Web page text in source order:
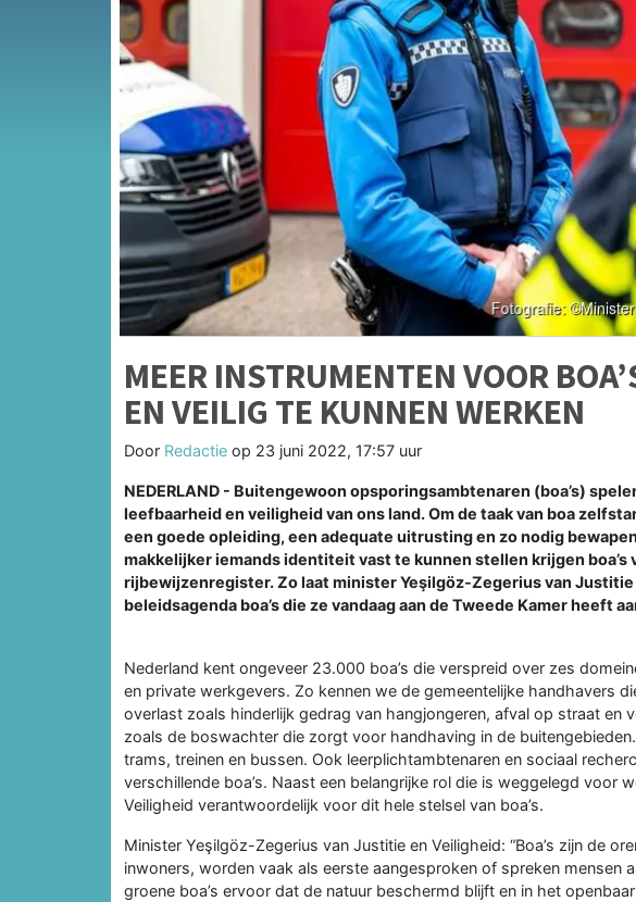
MEER INSTRUMENTEN VOOR
EN VEILIG TE KUNNEN WERKEN
Door Redactie op 23 juni 2022, 17:57 uur
NEDERLAND - Buitengewoon opsporingsambtenaren (boa’s)
leefbaarheid en veiligheid van ons land. Om de taak van boa
een goede opleiding, een adequate uitrusting en zo nodig
makkelijker iemands identiteit vast te kunnen stellen krijgen
rijbewijzenregister. Zo laat minister Yeşilgöz-Zegerius van
beleidsagenda boa’s die ze vandaag aan de Tweede Kamer heeft
Nederland kent ongeveer 23.000 boa’s die verspreid over zes
en private werkgevers. Zo kennen we de gemeentelijke handhavers
overlast zoals hinderlijk gedrag van hangjongeren, afval op straat en
zoals de boswachter die zorgt voor handhaving in de
trams, treinen en bussen. Ook leerplichtambtenaren en sociaal
verschillende boa’s. Naast een belangrijke rol die is weggelegd voor
Veiligheid verantwoordelijk voor dit hele stelsel van boa’s.
Minister Yeşilgöz-Zegerius van Justitie en Veiligheid: “Boa’s zijn de
inwoners, worden vaak als eerste aangesproken of spreken mensen
groene boa’s ervoor dat de natuur beschermd blijft en in het